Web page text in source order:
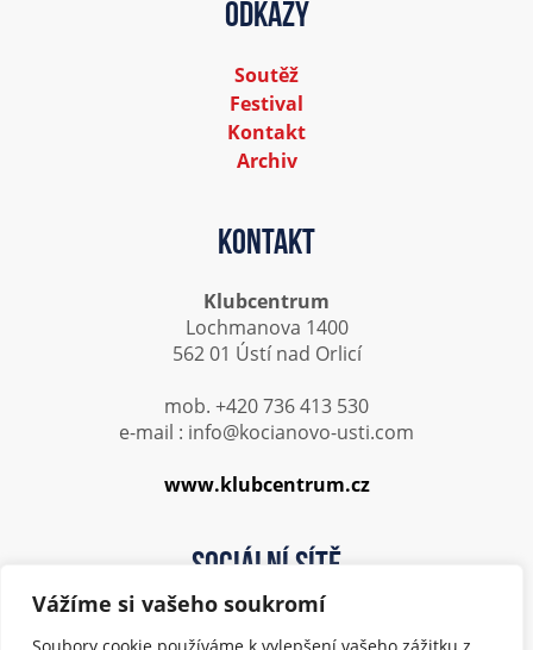
Vážíme si vašeho soukromí
Odkazy
Soutěž
Festival
Kontakt
Archiv
Kontakt
Klubcentrum
Lochmanova 1400
562 01 Ústí nad Orlicí
mob. +420 736 413 530
e-mail : info@kocianovo-usti.com
www.klubcentrum.cz
Sociální sítě